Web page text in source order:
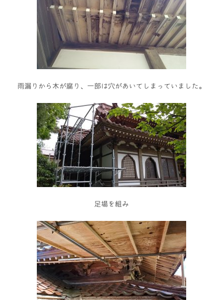
雨漏りから木が腐り、一部は穴があいてしまっていました。
足場を組み